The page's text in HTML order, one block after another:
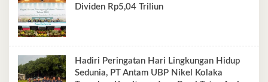
Dividen Rp5,04 Triliun
Hadiri Peringatan Hari Lingkungan Hidup
Sedunia, PT Antam UBP Nikel Kolaka